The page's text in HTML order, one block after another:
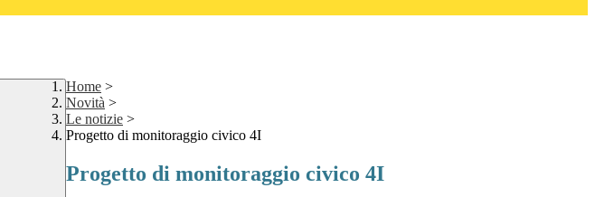
Home >
Novità >
Le notizie >
Progetto di monitoraggio civico 4I
Progetto di monitoraggio civico 4I